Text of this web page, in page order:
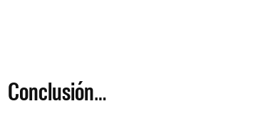
Conclusión…